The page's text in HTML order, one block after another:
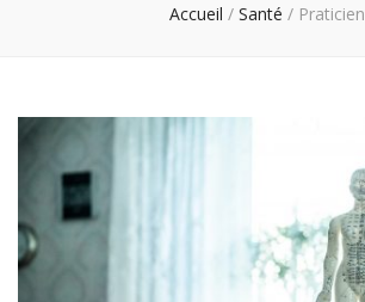
Accueil / Santé / Praticien